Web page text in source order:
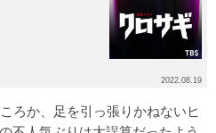
2022.08.19
ろか、足を引っ張りかねないヒ